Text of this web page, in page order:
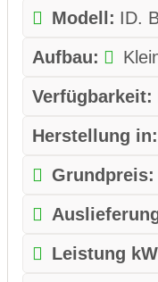
Modell: ID.
Aufbau:
Verfügbarkeit:
Herstellung in:
Grundpreis:
Leistung